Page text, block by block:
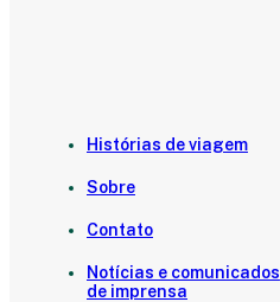
Histórias de viagem
Sobre
Contato
Notícias e comunicados
de imprensa